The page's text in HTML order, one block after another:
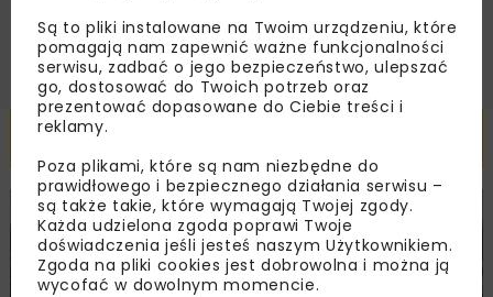
Powiązane artykuły
KOLEJ WIADOMOŚCI INWESTYCJE
Są to pliki instalowane na Twoim urządzeniu, które
pomagają nam zapewnić ważne funkcjonalności
serwisu, zadbać o jego bezpieczeństwo, ulepszać
go, dostosować do Twoich potrzeb oraz
prezentować dopasowane do Ciebie treści i
reklamy.
Poza plikami, które są nam niezbędne do
prawidłowego i bezpiecznego działania serwisu –
są także takie, które wymagają Twojej zgody.
Każda udzielona zgoda poprawi Twoje
doświadczenia jeśli jesteś naszym Użytkownikiem.
Zgoda na pliki cookies jest dobrowolna i można ją
wycofać w dowolnym momencie.